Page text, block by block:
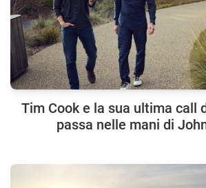
Tim Cook e la sua ultima call
passa nelle mani di